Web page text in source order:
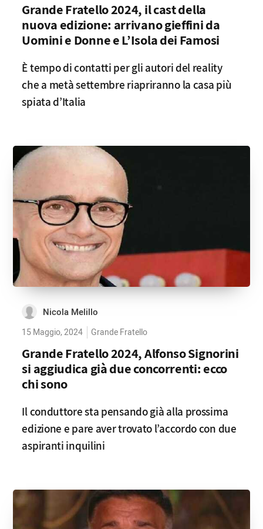
Grande Fratello 2024, il cast della
nuova edizione: arrivano gieffini da
Uomini e Donne e L’Isola dei Famosi
È tempo di contatti per gli autori del reality
che a metà settembre riapriranno la casa più
spiata d’Italia
Nicola Melillo
15 Maggio, 2024 Grande Fratello
Grande Fratello 2024, Alfonso Signorini
si aggiudica già due concorrenti: ecco
chi sono
Il conduttore sta pensando già alla prossima
edizione e pare aver trovato l’accordo con due
aspiranti inquilini